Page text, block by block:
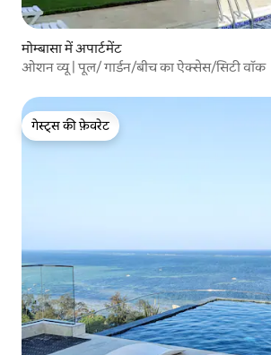
मोम्बासा में अपार्टमेंट
ओशन व्यू | पूल/ गार्डन/बीच का ऐक्सेस/सिटी वॉक
गेस्ट्स की फ़ेवरेट
गेस्ट्स की फ़ेवरेट